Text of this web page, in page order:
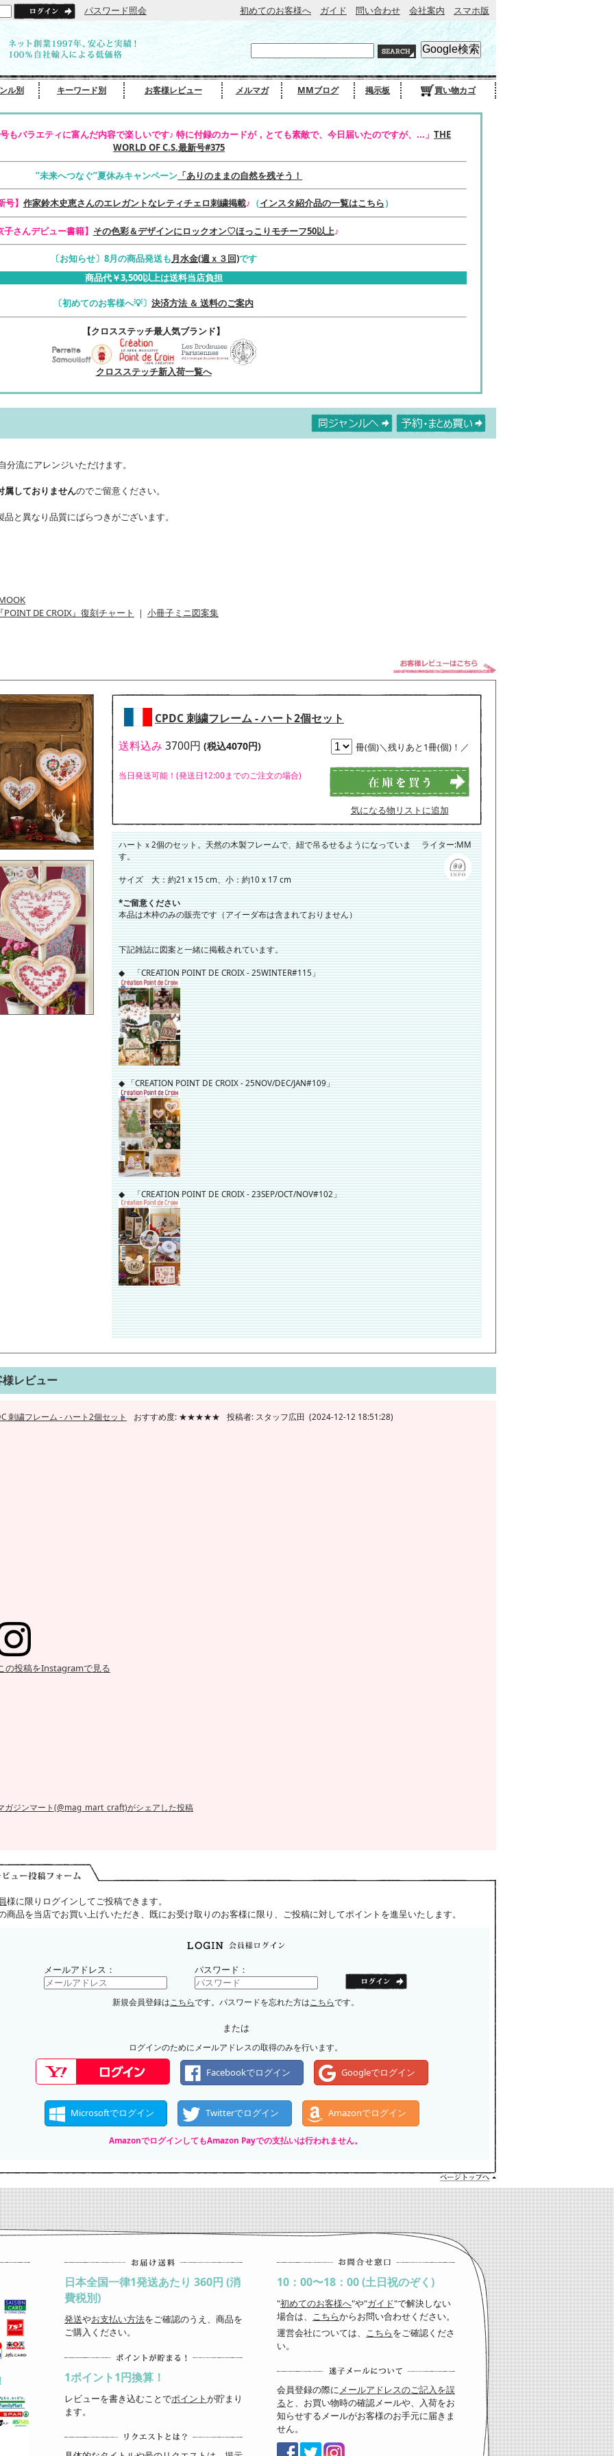
パスワード照会 初めてのお客様へ ガイド 問い合わせ 会社案内 スマホ版
ル別 キーワード別 お客様レビュー メルマガ MMブログ 掲示板 買い物カゴ
もバラエティに富んだ内容で楽しいです♪ 特に付録のカードが，とても素敵で、今日届いたのですが、...」THE
WORLD OF C.S.最新号#375
”未来へつなぐ”夏休みキャンペーン 「ありのままの自然を残そう！
】 作家鈴木史恵さんのエレガントなレティチェロ刺繍掲載♪ （インスタ紹介品の一覧はこちら）
さんデビュー書籍】 その色彩＆デザインにロックオン♡ほっこりモチーフ50以上♪
〔お知らせ〕8月の商品発送も月水金(週ｘ３回)です
商品代￥3,500以上は送料当店負担
〔初めてのお客様へ💡〕 決済方法 ＆ 送料のご案内
【クロスステッチ最人気ブランド】
クロスステッチ新入荷一覧へ
流にアレンジいただけます。
属しておりませんのでご留意ください。
と異なり品質にばらつきがございます。
POINT DE CROIX』復刻チャート
｜ 小冊子ミニ図案集
CPDC 刺繍フレーム - ハート2個セット
送料込み 3700円 (税込4070円)
当日発送可能！(発送日12:00までのご注文の場合)
冊(個)＼残りあと1冊(個)！／
気になる物リストに追加
ライター:MM
ハートｘ2個のセット。天然の木製フレームで、紐で吊るせるようになっていま
す。
サイズ 大：約21 x 15 cm、小：約10 x 17 cm
*ご留意ください
本品は木枠のみの販売です（アイーダ布は含まれておりません）
下記雑誌に図案と一緒に掲載されています。
◆ 「CREATION POINT DE CROIX - 25WINTER#115」
◆ 「CREATION POINT DE CROIX - 25NOV/DEC/JAN#109」
◆ 「CREATION POINT DE CROIX - 23SEP/OCT/NOV#102」
レビュー
刺繍フレーム - ハート2個セット おすすめ度: ★★★★★ 投稿者: スタッフ広田 (2024-12-12 18:51:28)
の投稿をInstagramで見る
ガジンマート(@mag_mart_craft)がシェアした投稿
様に限りログインしてご投稿できます。
商品を当店でお買い上げいただき、既にお受け取りのお客様に限り、ご投稿に対してポイントを進呈いたします。
メールアドレス： パスワード：
新規会員登録は こちらです。パスワードを忘れた方は こちらです。
または
ログインのためにメールアドレスの取得のみを行います。
Facebookでログイン Googleでログイン
Microsoftでログイン Twitterでログイン Amazonでログイン
AmazonでログインしてもAmazon Payでの支払いは行われません。
日本全国一律1発送あたり 360円 (消
費税別)
発送やお支払い方法をご確認のうえ、商品を
ご購入ください。
1ポイント1円換算！
レビューを書き込むことでポイントが貯まり
ます。
10：00〜18：00 (土日祝のぞく)
"初めてのお客様へ"や"ガイド"で解決しない
場合は、 こちらからお問い合わせください。
運営会社については、 こちらをご確認くださ
い。
会員登録の際にメールアドレスのご記入を誤
ると、お買い物時の確認メールや、入荷をお
知らせするメールがお客様のお手元に届きま
せん。